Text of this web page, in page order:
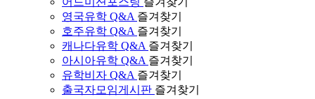
영국유학 Q&A 즐겨찾기
호주유학 Q&A 즐겨찾기
캐나다유학 Q&A 즐겨찾기
아시아유학 Q&A 즐겨찾기
유학비자 Q&A 즐겨찾기
출국자모임게시판 즐겨찾기